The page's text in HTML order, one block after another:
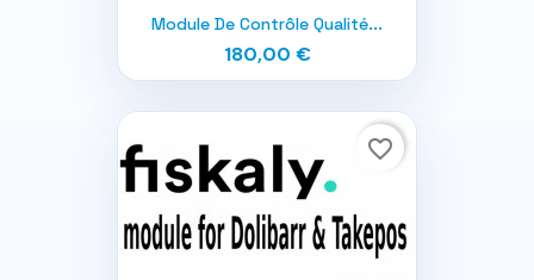
Module De Contrôle Qualité...
180,00 €
favorite_border